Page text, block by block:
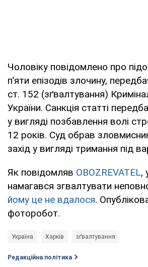
Чоловіку повідомлено про
п’яти епізодів злочину,
ст. 152 (зґвалтування)
України. Санкція статті
у вигляді позбавлення волі
12 років. Суд обрав
захід у вигляді тримання під
Як повідомляв OBOZREVATEL,
намагався згвалтувати
йому це не вдалося.
фоторобот.
Україна Харків зґвалтування
Редакційна політика